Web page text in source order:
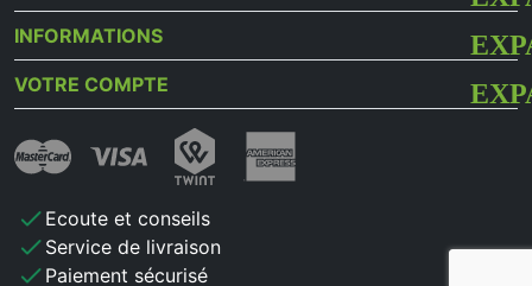
INFORMATIONS
VOTRE COMPTE
check Ecoute et conseils
check Service de livraison
check Paiement sécurisé